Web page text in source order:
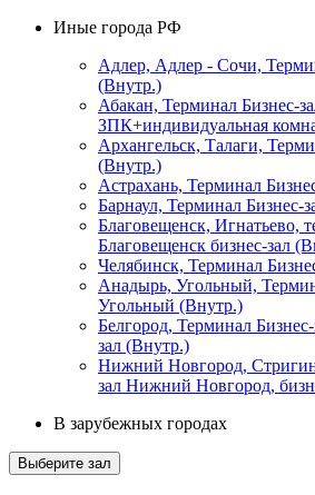
Иные города РФ
Адлер, Адлер - Сочи,
(Внутр.)
Абакан, Терминал Бизнес-
ЗПК+индивидуальная
Архангельск, Талаги,
(Внутр.)
Астрахань, Терминал
Барнаул, Терминал Бизнес-
Благовещенск, Игнатьево,
Благовещенск бизнес-зал
Челябинск, Терминал
Анадырь, Угольный,
Угольный (Внутр.)
Белгород, Терминал
зал (Внутр.)
Нижний Новгород,
зал Нижний Новгород,
В зарубежных городах
Выберите зал